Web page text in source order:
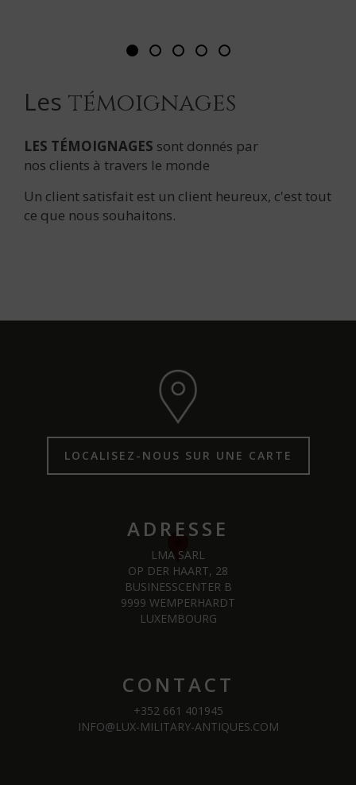
Les témoignages
LES TÉMOIGNAGES sont donnés par
nos clients à travers le monde
Un client satisfait est un client heureux, c'est tout
ce que nous souhaitons.
LOCALISEZ-NOUS SUR UNE CARTE
ADRESSE
LMA SARL
OP DER HAART, 28
BUSINESSCENTER B
9999 WEMPERHARDT
LUXEMBOURG
CONTACT
+352 661 401945
INFO@LUX-MILITARY-ANTIQUES.COM